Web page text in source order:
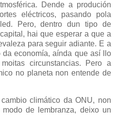
Dende a produción
eléctricos, pasando pola
Pero, dentro dun tipo de
hai que esperar a que a
para seguir adiante. E a
da economía, aínda que así llo
circunstancias. Pero a
no planeta non entende de
climático da ONU, non
de lembranza, deixo un